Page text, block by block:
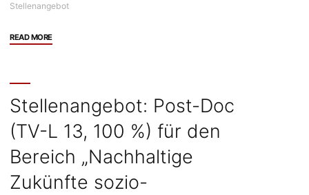
Stellenangebot
READ MORE"Stellenangebot:
(TV-
50
zum
Stellenangebot: Post-Doc
(TV-L 13, 100 %) für den
Bereich „Nachhaltige
Zukünfte sozio-